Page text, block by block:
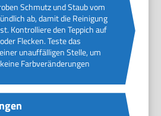
Schmutz und Staub vom
ab, damit die Reinigung
Kontrolliere den Teppich auf
Flecken. Teste das
unauffälligen Stelle, um
Farbveränderungen